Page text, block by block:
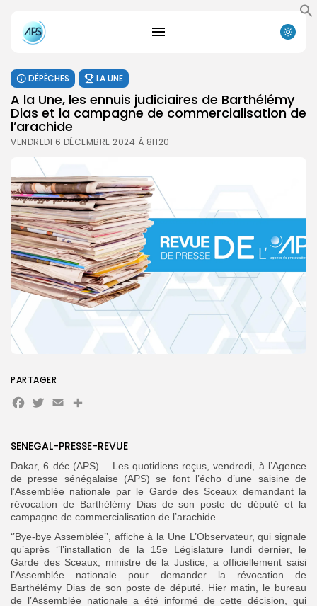
Search
DÉPÊCHES LA UNE
A la Une, les ennuis judiciaires de Barthélémy
Dias et la campagne de commercialisation de
l’arachide
VENDREDI 6 DÉCEMBRE 2024 À 8H20
SENEGAL-PRESSE-REVUE
Dakar, 6 déc (APS) – Les quotidiens reçus, vendredi, à l’Agence
de presse sénégalaise (APS) se font l’écho d’une saisine de
l’Assemblée nationale par le Garde des Sceaux demandant la
révocation de Barthélémy Dias de son poste de député et la
campagne de commercialisation de l’arachide.
‘’Bye-bye Assemblée’’, affiche à la Une L’Observateur, qui signale
qu’après ‘’l’installation de la 15e Législature lundi dernier, le
Garde des Sceaux, ministre de la Justice, a officiellement saisi
l’Assemblée nationale pour demander la révocation de
Barthélémy Dias de son poste de député. Hier matin, le bureau
de l’Assemblée nationale a été informé de cette décision, qui
PARTAGER
Facebook
Twitter
EmailPartager